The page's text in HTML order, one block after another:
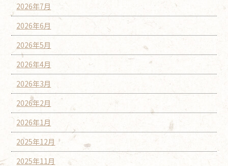
2026年7月
2026年6月
2026年5月
2026年4月
2026年3月
2026年2月
2026年1月
2025年12月
2025年11月